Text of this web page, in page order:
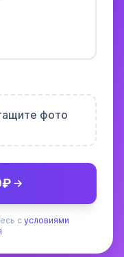
фото
сусловиями